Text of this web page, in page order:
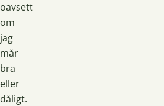
oavsett
om
jag
mår
bra
eller
dåligt.